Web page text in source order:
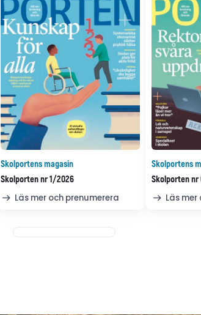
Skolportens magasin
Skolporten nr 1/2026
Läs mer och prenumerera
Skolportens
Skolporten
Läs